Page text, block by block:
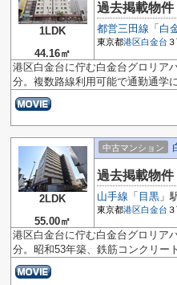
1LDK
44.16㎡
過去掲載物件
都営三田線 「 白
東京都港区白金台
港区白金台に佇む白金台グロリア
分。複数路線利用可能で通勤通学
2LDK
55.00㎡
中古マンション
過去掲載物件
山手線 「 目黒 」
東京都港区白金台
港区白金台に佇む白金台グロリア
分。昭和53年築、鉄筋コンクリー